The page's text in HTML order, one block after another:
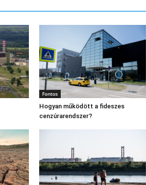
Fontos
Hogyan működött a fideszes
cenzúrarendszer?